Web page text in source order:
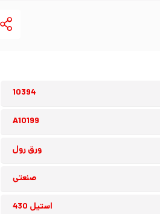
10394
A10199
ورق رول
صنعتی
استیل 430